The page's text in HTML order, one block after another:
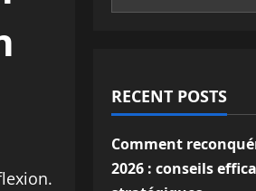
RECENT POSTS
Comment
2026 : conseils